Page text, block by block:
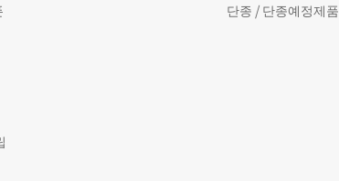
단종 / 단종예정제품